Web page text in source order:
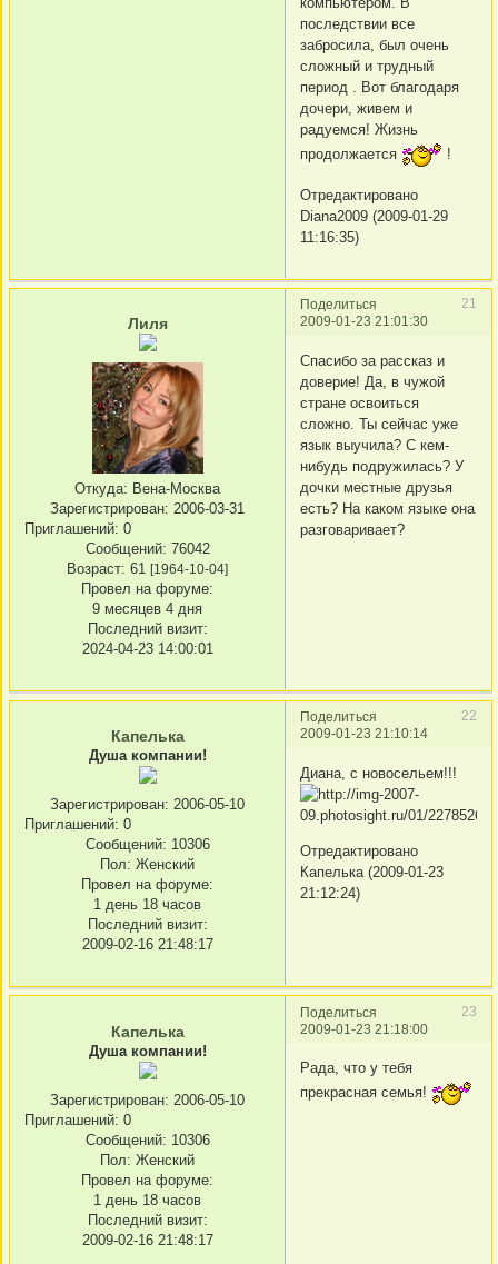
последствии все
забросила, был очень
сложный и трудный
период . Вот благодаря
дочери, живем и
радуемся! Жизнь
продолжается
!
Отредактировано
Diana2009 (2009-01-29
11:16:35)
Поделиться
21
2009-01-23 21:01:30
Лиля
Откуда: Вена-Москва
Зарегистрирован: 2006-03-31
Приглашений: 0
Сообщений: 76042
Возраст: 61 [1964-10-04]
Провел на форуме:
9 месяцев 4 дня
Последний визит:
2024-04-23 14:00:01
Спасибо за рассказ и
доверие! Да, в чужой
стране освоиться
сложно. Ты сейчас уже
язык выучила? С кем-
нибудь подружилась? У
дочки местные друзья
есть? На каком языке она
разговаривает?
Поделиться
22
2009-01-23 21:10:14
Капелька
Душа компании!
Зарегистрирован: 2006-05-10
Приглашений: 0
Сообщений: 10306
Пол: Женский
Провел на форуме:
1 день 18 часов
Последний визит:
2009-02-16 21:48:17
Диана, с новосельем!!!
Отредактировано
Капелька (2009-01-23
21:12:24)
Поделиться
23
2009-01-23 21:18:00
Капелька
Душа компании!
Зарегистрирован: 2006-05-10
Приглашений: 0
Сообщений: 10306
Пол: Женский
Провел на форуме:
1 день 18 часов
Последний визит:
2009-02-16 21:48:17
Рада, что у тебя
прекрасная семья!